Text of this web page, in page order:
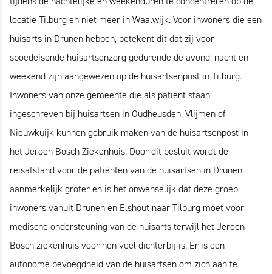
locatie Tilburg en niet meer in Waalwijk. Voor inwoners die een
huisarts in Drunen hebben, betekent dit dat zij voor
spoedeisende huisartsenzorg gedurende de avond, nacht en
weekend zijn aangewezen op de huisartsenpost in Tilburg.
Inwoners van onze gemeente die als patiënt staan
ingeschreven bij huisartsen in Oudheusden, Vlijmen of
Nieuwkuijk kunnen gebruik maken van de huisartsenpost in
het Jeroen Bosch Ziekenhuis. Door dit besluit wordt de
reisafstand voor de patiënten van de huisartsen in Drunen
aanmerkelijk groter en is het onwenselijk dat deze groep
inwoners vanuit Drunen en Elshout naar Tilburg moet voor
medische ondersteuning van de huisarts terwijl het Jeroen
Bosch ziekenhuis voor hen veel dichterbij is. Er is een
autonome bevoegdheid van de huisartsen om zich aan te